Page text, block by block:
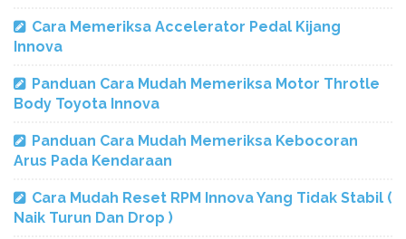
Cara Memeriksa Accelerator Pedal Kijang
Innova
Panduan Cara Mudah Memeriksa Motor Throtle
Body Toyota Innova
Panduan Cara Mudah Memeriksa Kebocoran
Arus Pada Kendaraan
Cara Mudah Reset RPM Innova Yang Tidak Stabil (
Naik Turun Dan Drop )